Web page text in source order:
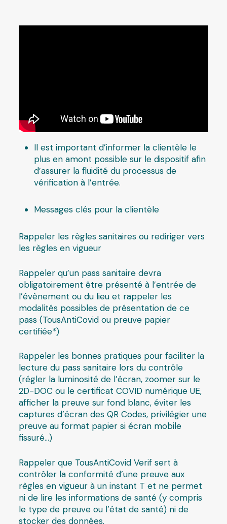
Il est important d’informer la clientèle le
plus en amont possible sur le dispositif afin
d’assurer la fluidité du processus de
vérification à l’entrée.
Messages clés pour la clientèle
Rappeler les règles sanitaires ou rediriger vers
les règles en vigueur
Rappeler qu’un pass sanitaire devra
obligatoirement être présenté à l’entrée de
l’évènement ou du lieu et rappeler les
modalités possibles de présentation de ce
pass (TousAntiCovid ou preuve papier
certifiée*)
Rappeler les bonnes pratiques pour faciliter la
lecture du pass sanitaire lors du contrôle
(régler la luminosité de l’écran, zoomer sur le
2D-DOC ou le certificat COVID numérique UE,
afficher la preuve sur fond blanc, éviter les
captures d’écran des QR Codes, privilégier une
preuve au format papier si écran mobile
fissuré…)
Rappeler que TousAntiCovid Verif sert à
contrôler la conformité d’une preuve aux
règles en vigueur à un instant T et ne permet
ni de lire les informations de santé (y compris
le type de preuve ou l’état de santé) ni de
stocker des données.